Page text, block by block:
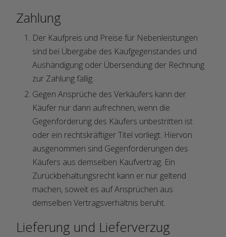
Zahlung
Der Kaufpreis und Preise für Nebenleistungen
sind bei Übergabe des Kaufgegenstandes und
Aushändigung oder Übersendung der Rechnung
zur Zahlung fällig.
Gegen Ansprüche des Verkäufers kann der
Käufer nur dann aufrechnen, wenn die
Gegenforderung des Käufers unbestritten ist
oder ein rechtskräftiger Titel vorliegt. Hiervon
ausgenommen sind Gegenforderungen des
Käufers aus demselben Kaufvertrag. Ein
Zurückbehaltungsrecht kann er nur geltend
machen, soweit es auf Ansprüchen aus
demselben Vertragsverhältnis beruht.
Lieferung und Lieferverzug